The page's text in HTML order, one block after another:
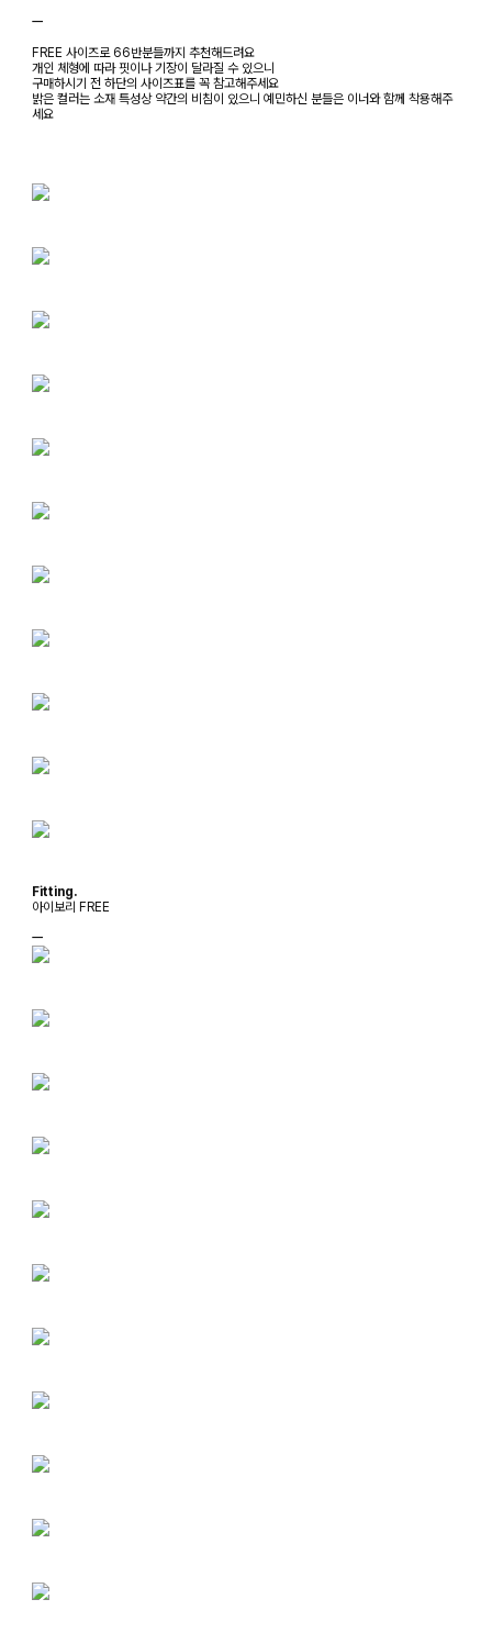
ㅡ
FREE 사이즈로 66반분들까지 추천해드려요
개인 체형에 따라 핏이나 기장이 달라질 수 있으니
구매하시기 전 하단의 사이즈표를 꼭 참고해주세요
밝은 컬러는 소재 특성상 약간의 비침이 있으니 예민하신 분들은 이너와 함께 착용해주
세요
Fitting.
아이보리 FREE
ㅡ